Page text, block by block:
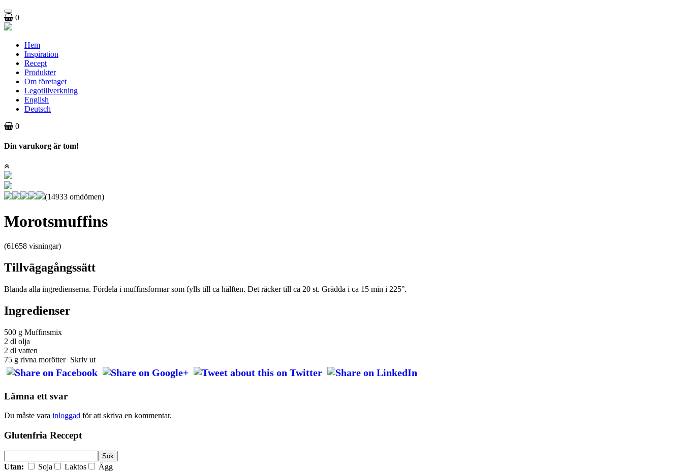
Toggle
navigation
0
Hem
Inspiration
Recept
Produkter
Om företaget
Legotillverkning
English
Deutsch
0
Din varukorg är tom!
(14933 omdömen)
Morotsmuffins
(61658 visningar)
Tillvägagångssätt
Blanda alla ingredienserna. Fördela i muffinsformar som fylls till ca hälften. Det räcker till ca 20 st. Grädda i ca 15 min i 225°.
Ingredienser
500 g Muffinsmix
2 dl olja
2 dl vatten
75 g rivna morötter Skriv ut
Lämna ett svar
Du måste vara inloggad för att skriva en kommentar.
Glutenfria Reccept
Utan: Soja Laktos Ägg